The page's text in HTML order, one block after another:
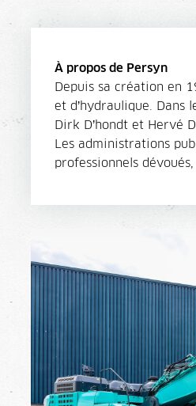
À propos de Persyn
Depuis sa création en
et d’hydraulique. Dans
Dirk D’hondt et Hervé
Les administrations
professionnels